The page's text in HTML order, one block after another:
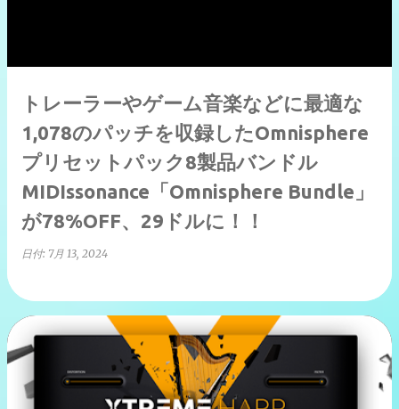
トレーラーやゲーム音楽などに最適な
1,078のパッチを収録したOmnisphere
プリセットパック8製品バンドル
MIDIssonance「Omnisphere Bundle」
が78%OFF、29ドルに！！
日付: 7月 13, 2024